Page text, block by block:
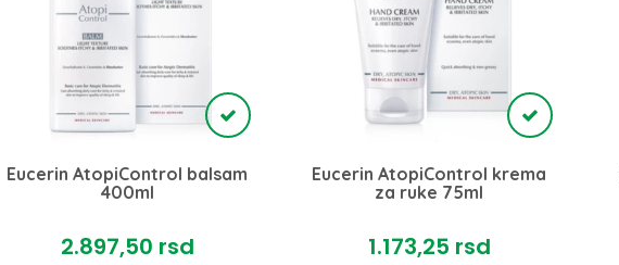
Eucerin AtopiControl balsam
400ml
2.897,50 rsd
Eucerin AtopiControl krema
za ruke 75ml
1.173,25 rsd